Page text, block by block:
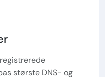
største DNS- og